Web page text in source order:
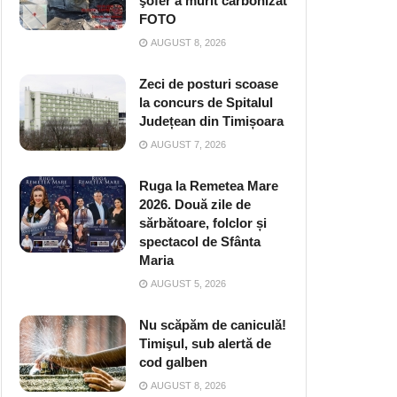
FOTO
AUGUST 8, 2026
Zeci de posturi scoase
la concurs de Spitalul
Județean din Timișoara
AUGUST 7, 2026
Ruga la Remetea Mare
2026. Două zile de
sărbătoare, folclor și
spectacol de Sfânta
Maria
AUGUST 5, 2026
Nu scăpăm de caniculă!
Timişul, sub alertă de
cod galben
AUGUST 8, 2026